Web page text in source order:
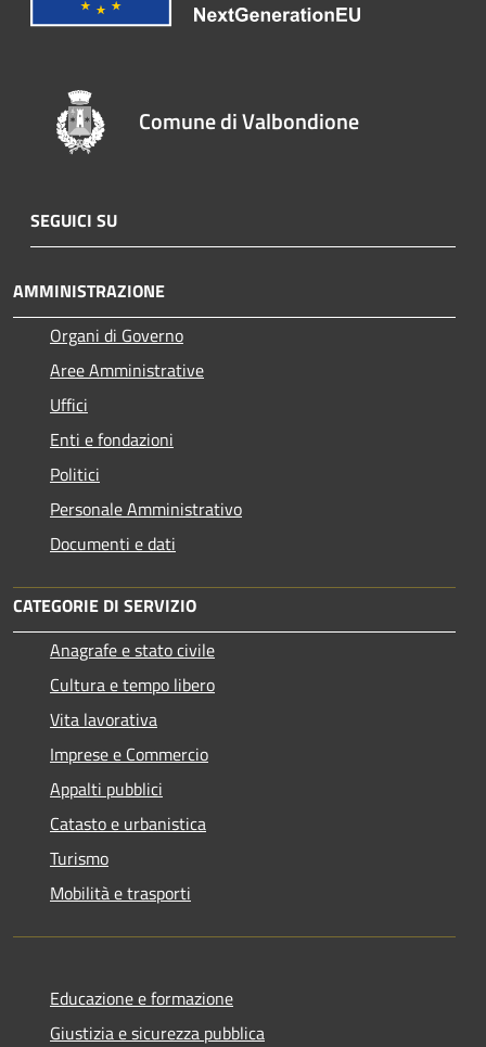
Comune di Valbondione
SEGUICI SU
AMMINISTRAZIONE
Organi di Governo
Aree Amministrative
Uffici
Enti e fondazioni
Politici
Personale Amministrativo
Documenti e dati
CATEGORIE DI SERVIZIO
Anagrafe e stato civile
Cultura e tempo libero
Vita lavorativa
Imprese e Commercio
Appalti pubblici
Catasto e urbanistica
Turismo
Mobilità e trasporti
Educazione e formazione
Giustizia e sicurezza pubblica